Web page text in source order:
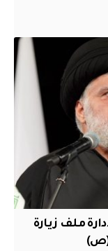
ملف زيارة
(ص)